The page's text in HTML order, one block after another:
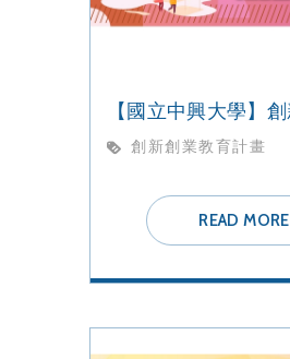
創新創業教育計畫
READ MORE